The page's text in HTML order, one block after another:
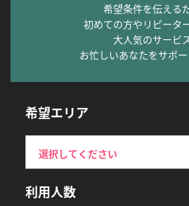
希望条件を伝える
初めての方やリピータ
大人気のサービス
お忙しいあなたをサポー
希望エリア
利用人数